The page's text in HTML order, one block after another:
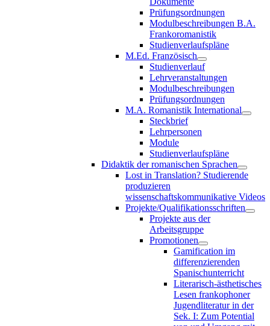
Prüfungsordnungen
Modulbeschreibungen B.A.
Frankoromanistik
Studienverlaufspläne
M.Ed. Französisch
Studienverlauf
Lehrveranstaltungen
Modulbeschreibungen
Prüfungsordnungen
M.A. Romanistik International
Steckbrief
Lehrpersonen
Module
Studienverlaufspläne
Didaktik der romanischen Sprachen
Lost in Translation? Studierende
produzieren
wissenschaftskommunikative Videos
Projekte/Qualifikationsschriften
Projekte aus der
Arbeitsgruppe
Promotionen
Gamification im
differenzierenden
Spanischunterricht
Literarisch-ästhetisches
Lesen frankophoner
Jugendliteratur in der
Sek. I: Zum Potential